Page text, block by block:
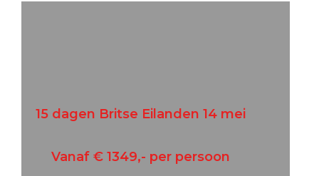
15 dagen Britse Eilanden 14 mei
Vanaf € 1349,- per persoon